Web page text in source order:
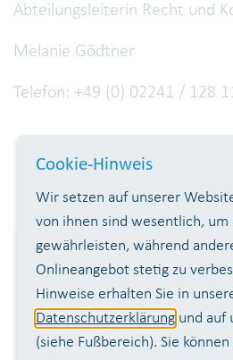
Abteilungsleiterin Recht und
Melanie Gödtner
Telefon: +49 (0) 02241 / 128
Mitglieder:
Rhein-Sieg-Kreis
Kreistadt Siegburg
Cookie-Hinweis
Wir setzen auf unserer
von ihnen sind wesentlich,
gewährleisten, während
Onlineangebot stetig zu
Hinweise erhalten Sie in
Datenschutzerklärung und auf
(siehe Fußbereich). Sie